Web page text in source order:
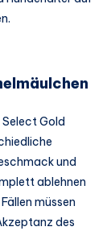
Gold
und
ablehnen
müssen
des